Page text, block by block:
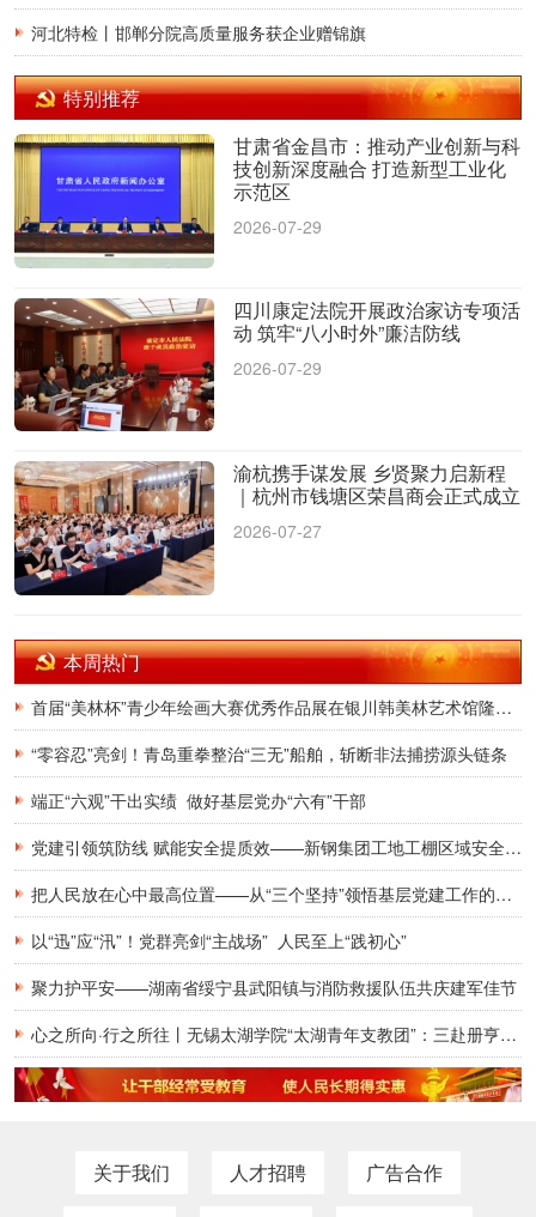
河北特检丨邯郸分院高质量服务获企业赠锦旗
特别推荐
甘肃省金昌市：推动产业创新与科
技创新深度融合 打造新型工业化
示范区
2026-07-29
四川康定法院开展政治家访专项活
动 筑牢“八小时外”廉洁防线
2026-07-29
渝杭携手谋发展 乡贤聚力启新程
｜杭州市钱塘区荣昌商会正式成立
2026-07-27
本周热门
首届“美林杯”青少年绘画大赛优秀作品展在银川韩美林艺术馆隆重开幕
“零容忍”亮剑！青岛重拳整治“三无”船舶，斩断非法捕捞源头链条
端正“六观”干出实绩 做好基层党办“六有”干部
党建引领筑防线 赋能安全提质效——新钢集团工地工棚区域安全管理创新实践研究
把人民放在心中最高位置——从“三个坚持”领悟基层党建工作的为民初心
以“迅”应“汛”！党群亮剑“主战场” 人民至上“践初心”
聚力护平安——湖南省绥宁县武阳镇与消防救援队伍共庆建军佳节
心之所向·行之所往丨无锡太湖学院“太湖青年支教团”：三赴册亨，十年之约再启盛夏
关于我们 人才招聘
广告合作